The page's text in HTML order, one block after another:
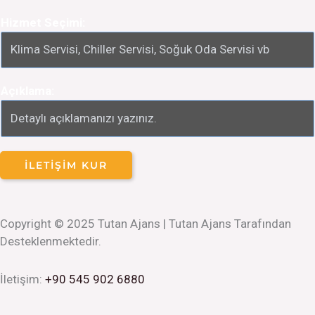
İLETIŞIM KUR
Copyright © 2025 Tutan Ajans | Tutan Ajans Tarafından
Desteklenmektedir.
İletişim: +90 545 902 6880